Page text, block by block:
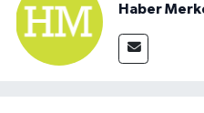
Haber